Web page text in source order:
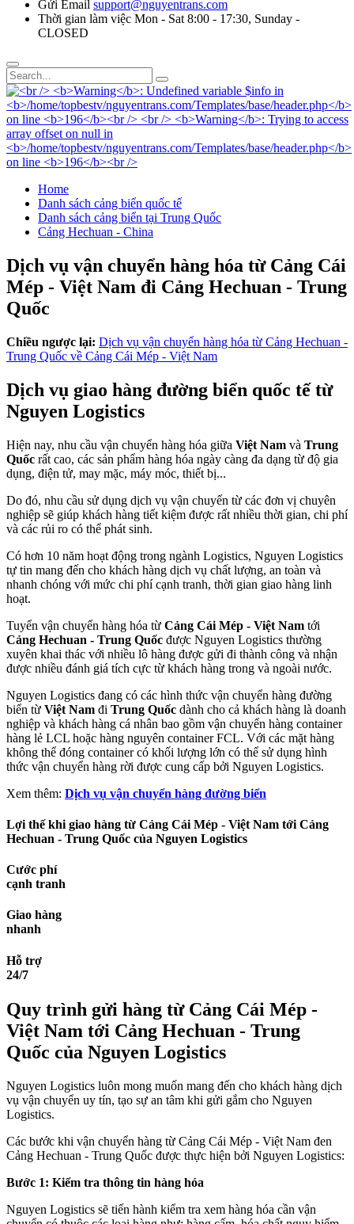
Gửi Email support@nguyentrans.com
Thời gian làm việc Mon - Sat 8:00 - 17:30, Sunday -
CLOSED
Home
Danh sách cảng biển quốc tế
Danh sách cảng biển tại Trung Quốc
Cảng Hechuan - China
Dịch vụ vận chuyển hàng hóa từ Cảng Cái
Mép - Việt Nam đi Cảng Hechuan - Trung
Quốc
Chiều ngược lại: Dịch vụ vận chuyển hàng hóa từ Cảng Hechuan -
Trung Quốc về Cảng Cái Mép - Việt Nam
Dịch vụ giao hàng đường biển quốc tế từ
Nguyen Logistics
Hiện nay, nhu cầu vận chuyển hàng hóa giữa Việt Nam và Trung
Quốc rất cao, các sản phẩm hàng hóa ngày càng đa dạng từ độ gia
dụng, điện tử, may mặc, máy móc, thiết bị...
Do đó, nhu cầu sử dụng dịch vụ vận chuyển từ các đơn vị chuyên
nghiệp sẽ giúp khách hàng tiết kiệm được rất nhiều thời gian, chi phí
và các rủi ro có thể phát sinh.
Có hơn 10 năm hoạt động trong ngành Logistics, Nguyen Logistics
tự tin mang đến cho khách hàng dịch vụ chất lượng, an toàn và
nhanh chóng với mức chi phí cạnh tranh, thời gian giao hàng linh
hoạt.
Tuyển vận chuyển hàng hóa từ Cảng Cái Mép - Việt Nam tới
Cảng Hechuan - Trung Quốc được Nguyen Logistics thường
xuyên khai thác với nhiều lô hàng được gửi đi thành công và nhận
được nhiều đánh giá tích cực từ khách hàng trong và ngoài nước.
Nguyen Logistics đang có các hình thức vận chuyển hàng đường
biển từ Việt Nam đi Trung Quốc dành cho cả khách hàng là doanh
nghiệp và khách hàng cá nhân bao gồm vận chuyển hàng container
hàng lẻ LCL hoặc hàng nguyên container FCL. Với các mặt hàng
không thể đóng container có khối lượng lớn có thể sử dụng hình
thức vận chuyển hàng rời được cung cấp bởi Nguyen Logistics.
Xem thêm: Dịch vụ vận chuyển hàng đường biển
Lợi thế khi giao hàng từ Cảng Cái Mép - Việt Nam tới Cảng
Hechuan - Trung Quốc của Nguyen Logistics
Cước phí
cạnh tranh
Giao hàng
nhanh
Hỗ trợ
24/7
Quy trình gửi hàng từ Cảng Cái Mép -
Việt Nam tới Cảng Hechuan - Trung
Quốc của Nguyen Logistics
Nguyen Logistics luôn mong muốn mang đến cho khách hàng dịch
vụ vận chuyển uy tín, tạo sự an tâm khi gửi gắm cho Nguyen
Logistics.
Các bước khi vận chuyển hàng từ Cảng Cái Mép - Việt Nam đen
Cảng Hechuan - Trung Quốc được thực hiện bởi Nguyen Logistics:
Bước 1: Kiểm tra thông tin hàng hóa
Nguyen Logistics sẽ tiến hành kiểm tra xem hàng hóa cần vận